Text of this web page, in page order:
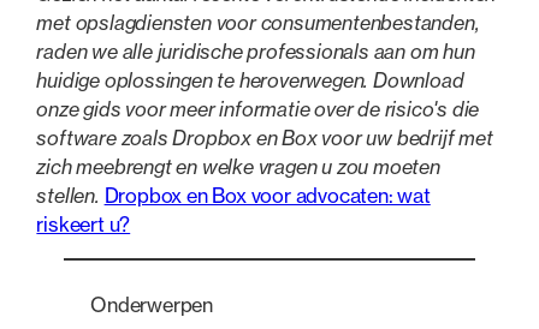
met opslagdiensten voor consumentenbestanden,
raden we alle juridische professionals aan om hun
huidige oplossingen te heroverwegen. Download
onze gids voor meer informatie over de risico's die
software zoals Dropbox en Box voor uw bedrijf met
zich meebrengt en welke vragen u zou moeten
stellen. Dropbox en Box voor advocaten: wat
riskeert u?
Onderwerpen